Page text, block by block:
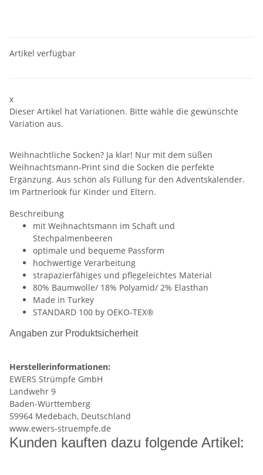
Artikel verfügbar
x
Dieser Artikel hat Variationen. Bitte wähle die gewünschte
Variation aus.
Weihnachtliche Socken? Ja klar! Nur mit dem süßen
Weihnachtsmann-Print sind die Socken die perfekte
Ergänzung. Aus schön als Füllung für den Adventskalender.
Im Partnerlook für Kinder und Eltern.
Beschreibung
mit Weihnachtsmann im Schaft und
Stechpalmenbeeren
optimale und bequeme Passform
hochwertige Verarbeitung
strapazierfähiges und pflegeleichtes Material
80% Baumwolle/ 18% Polyamid/ 2% Elasthan
Made in Turkey
STANDARD 100 by OEKO-TEX®
Angaben zur Produktsicherheit
Herstellerinformationen:
EWERS Strümpfe GmbH
Landwehr 9
Baden-Württemberg
59964 Medebach, Deutschland
www.ewers-struempfe.de
Kunden kauften dazu folgende Artikel: